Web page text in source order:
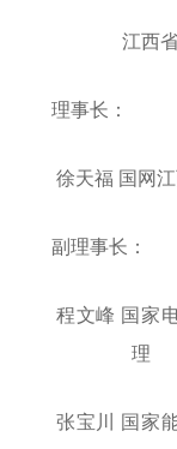
江西
理事长：
徐天福 国网
副理事长：
程文峰 国家
理
张宝川 国家